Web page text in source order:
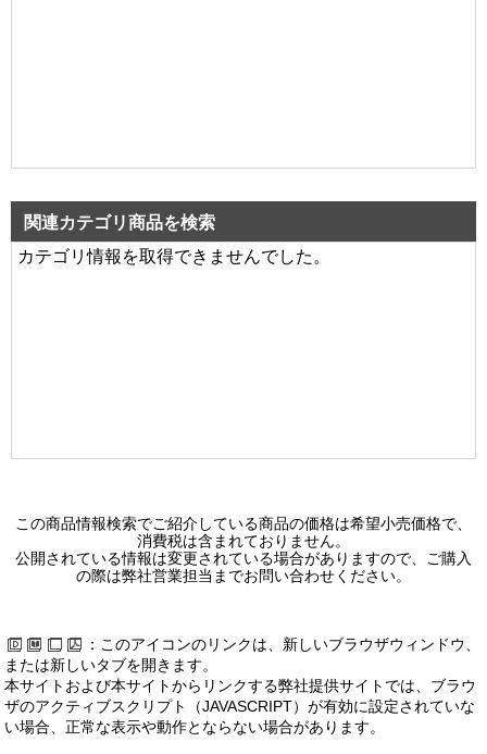
関連カテゴリ商品を検索
カテゴリ情報を取得できませんでした。
この商品情報検索でご紹介している商品の価格は希望小売価格で、
消費税は含まれておりません。
公開されている情報は変更されている場合がありますので、ご購入
の際は弊社営業担当までお問い合わせください。
：このアイコンのリンクは、新しいブラウザウィンドウ、
または新しいタブを開きます。
本サイトおよび本サイトからリンクする弊社提供サイトでは、ブラウ
ザのアクティブスクリプト（JAVASCRIPT）が有効に設定されていな
い場合、正常な表示や動作とならない場合があります。